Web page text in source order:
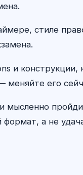
стиле
и конструкции,
его
мысленно
а не